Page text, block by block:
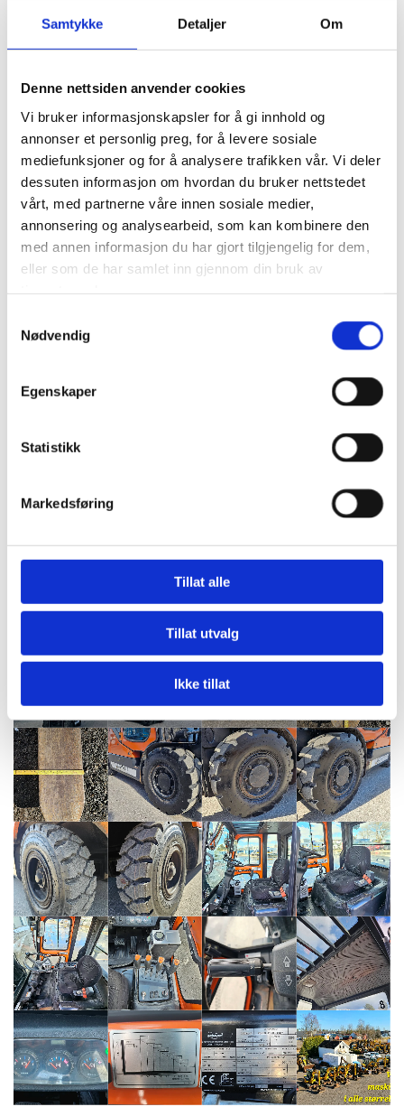
Samtykke Detaljer Om
Denne nettsiden anvender cookies
Vi bruker informasjonskapsler for å gi innhold og
annonser et personlig preg, for å levere sosiale
mediefunksjoner og for å analysere trafikken vår. Vi deler
dessuten informasjon om hvordan du bruker nettstedet
vårt, med partnerne våre innen sosiale medier,
annonsering og analysearbeid, som kan kombinere den
med annen informasjon du har gjort tilgjengelig for dem,
eller som de har samlet inn gjennom din bruk av
Nødvendig
Egenskaper
Statistikk
Markedsføring
Tillat alle
Tillat utvalg
Ikke tillat
Åpningstider
Lørdag-Søndag: Stengt
Ønsker du avtale utenfor åpningstider? Ring eller send oss en melding så
ordner vi det.
Oslo Maskin AS
Gardermovegen 130
2030 Nannestad
Tlf: +47 925 02 024